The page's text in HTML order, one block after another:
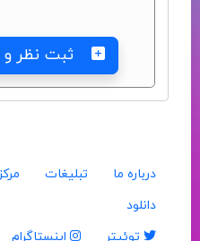
ثبت نظر و
درباره ما تبلیغات
دانلود
توئیتر
اینستاگرام